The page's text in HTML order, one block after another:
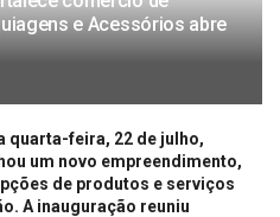
e Acessórios abre
quarta-feira, 22 de julho,
um novo empreendimento,
de produtos e serviços
A inauguração reuniu